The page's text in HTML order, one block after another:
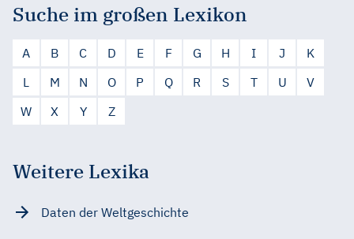
Suche im großen Lexikon
A B C D E F G H I J
K
L
M N O P Q R S T U
V
W
X Y Z
Weitere Lexika
Daten der Weltgeschichte